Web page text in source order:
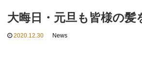
大晦日・元旦も皆様の髪
2020.12.30 News